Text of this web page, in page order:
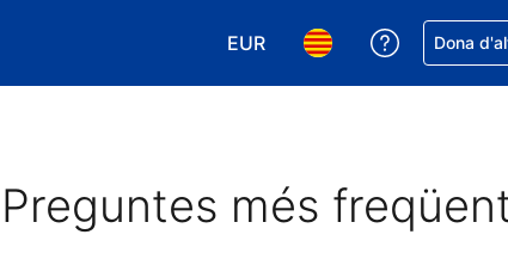
EUR
Tria la moneda. La moneda
Tria l'idioma.
Rep ajuda
Dona
Preguntes més